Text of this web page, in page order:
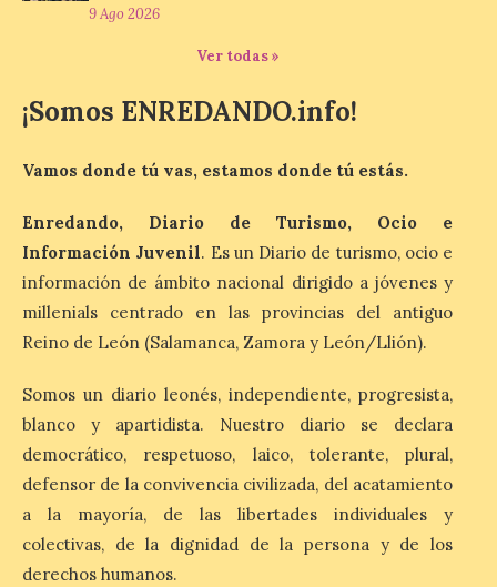
10 Ago 2026
días antes del eclipse
solar total del 12 de
España de oeste a este, y
que movilizará a varios millones de
acontecimiento histórico. Algunas
comunidades autónomas ya han […]
El Ayuntamiento de
Segovia presenta “Música
concierto único con
motivo del eclipse de sol
10 Ago 2026
La cita, que se celebrará el
12 de agosto en el
enlosado de la Catedral,
incluye el estreno absoluto
9 Ago 2026
Ver todas »
¡Somos ENREDANDO.info!
Vamos donde tú vas, estamos donde tú estás.
Enredando, Diario de Turismo, Ocio e
Información Juvenil. Es un Diario de turismo, ocio e
información de ámbito nacional dirigido a jóvenes y
millenials centrado en las provincias del antiguo
Reino de León (Salamanca, Zamora y León/Llión).
Somos un diario leonés, independiente, progresista,
blanco y apartidista. Nuestro diario se declara
democrático, respetuoso, laico, tolerante, plural,
defensor de la convivencia civilizada, del acatamiento
a la mayoría, de las libertades individuales y
colectivas, de la dignidad de la persona y de los
derechos humanos.